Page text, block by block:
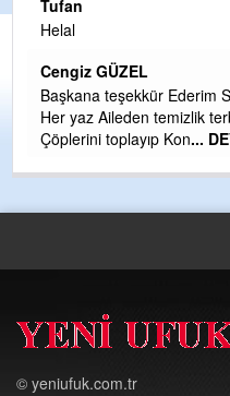
Tufan
Helal
Cengiz GÜZEL
Başkana teşekkür Ederim
Her yaz Aileden temizlik
Çöplerini toplayıp Kon...
© yeniufuk.com.tr